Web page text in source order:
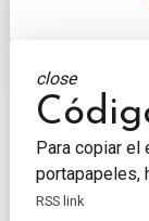
close
Para copiar el
portapapeles,
RSS link